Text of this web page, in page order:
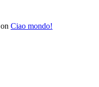
on Ciao mondo!